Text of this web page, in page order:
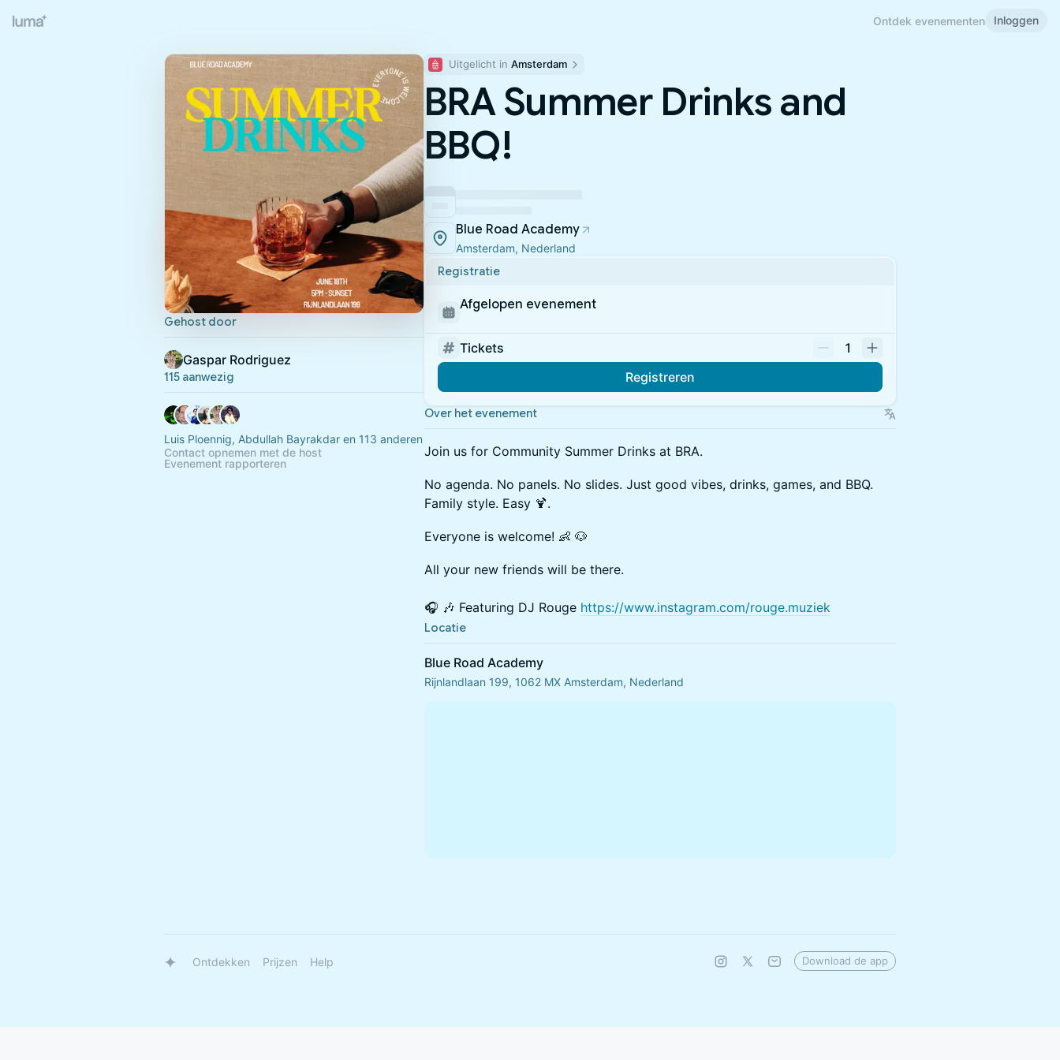
Ontdek evenementen Inloggen
Gehost door
Gaspar Rodriguez
115 aanwezig
Luis Ploennig, Abdullah Bayrakdar en 113 anderen
Contact opnemen met de host
Evenement rapporteren
Uitgelicht in Amsterdam
BRA Summer Drinks and
BBQ!
Blue Road Academy
Amsterdam, Nederland
Registratie
Afgelopen evenement
Tickets
1
Registreren
Over het evenement
Join us for Community Summer Drinks at BRA.
No agenda. No panels. No slides. Just good vibes, drinks, games, and BBQ.
Family style. Easy 🍹.
Everyone is welcome! 👶 🐶
All your new friends will be there.
🎧 🎶 Featuring DJ Rouge https://www.instagram.com/rouge.muziek
Locatie
Blue Road Academy
Rijnlandlaan 199, 1062 MX Amsterdam, Nederland
Ontdekken Prijzen Help Download de app